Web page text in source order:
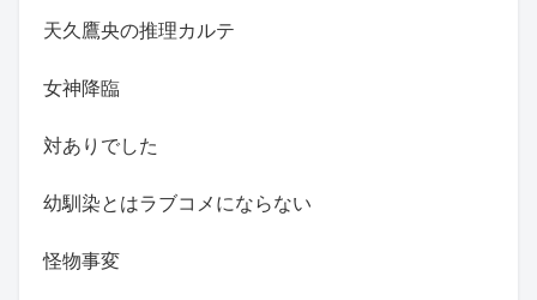
天久鷹央の推理カルテ
女神降臨
対ありでした
幼馴染とはラブコメにならない
怪物事変